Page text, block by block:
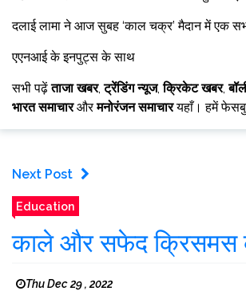
दलाई लामा ने आज सुबह ‘काल चक्र’ मैदान में एक
एएनआई के इनपुट्स के साथ
सभी पढ़ेंताजा खबर,ट्रेंडिंग न्यूज,क्रिकेट खबर,
भारत समाचारऔरमनोरंजन समाचारयहाँ। हमें
Next Post
Education
काले और सफेद क्रिसमस
Thu Dec 29 , 2022